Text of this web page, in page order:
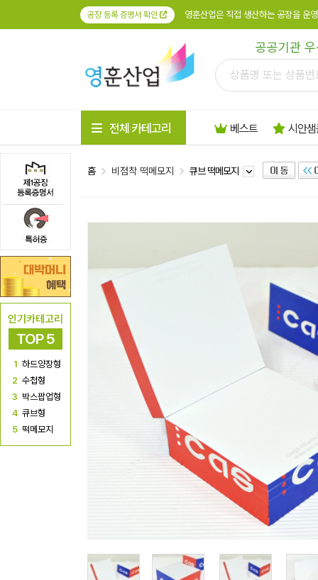
공장 등록 증명서 확인 영훈산업은 직접 생산하는 공장을 운
공공기관
인기카테고리
TOP 5
1 하드양장형
2 수첩형
3 박스팝업형
4 큐브형
5 떡메모지
전체 카테고리 베스트 시안
홈 비점착 떡메모지 큐브 떡메모지